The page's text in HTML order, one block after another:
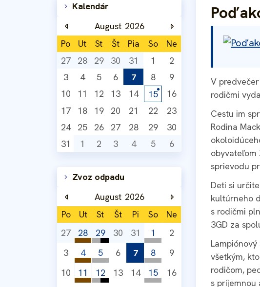
V
rodičmi
Cestu im
Rodina
obyvateľom
sprievodu
Deti si
kultúrneho
s rodičmi
3GD za
všetkým,
rodičom,
s príjemnou
Kalendár
August 2026
Po
Ut St Št Pia So
Ne
27
28 29 30 31 1
2
3
4 5 6 7 8
9
10
11 12 13 14 15
16
17
18 19 20 21 22
23
24
25 26 27 28 29
30
31
1 2 3 4 5 6
Zvoz odpadu
August 2026
Po
Ut St Št Pi So
Ne
27
28
Vývoz zeleného odpadu z domácností
Obec Závažná Poruba
29
Vývoz komunálneho odpadu z
Obec Závažná Poruba
Zelený odpad a kompostovisko v
30 31
1
Zelený odpad a
Skládka zeleného odpadu a
2
3
4
Vývoz zeleného odpadu z domácností
Obec Závažná Poruba
5
Zelený odpad a kompostovisko v
Skládka zeleného odpadu a
6 7
8
Zelený odpad a
Skládka zeleného odpadu a
9
10
11
12
13 14
15
16